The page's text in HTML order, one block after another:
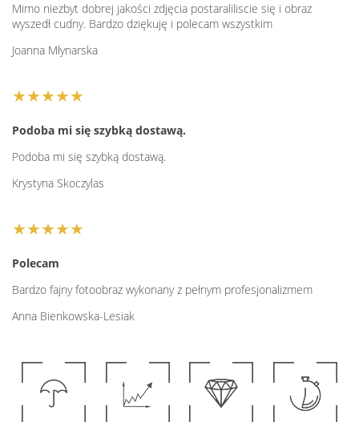
Mimo niezbyt dobrej jakości zdjęcia postaraliliscie się i obraz
wyszedł cudny. Bardzo dziękuję i polecam wszystkim
Joanna Młynarska
★★★★★
Podoba mi się szybką dostawą.
Podoba mi się szybką dostawą.
Krystyna Skoczylas
★★★★★
Polecam
Bardzo fajny fotoobraz wykonany z pełnym profesjonalizmem
Anna Bienkowska-Lesiak